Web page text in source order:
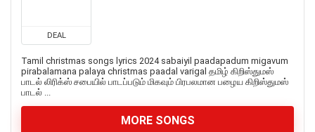
DEAL
Tamil christmas songs lyrics 2024 sabaiyil paadapadum migavum
pirabalamana palaya christmas paadal varigal தமிழ் கிறிஸ்துமஸ்
பாடல் லிரிக்ஸ் சபையில் பாடப்படும் மிகவும் பிரபலமான பழைய கிறிஸ்துமஸ்
பாடல் ...
MORE SONGS